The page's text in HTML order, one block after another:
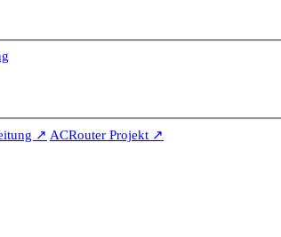
↗ ACRouter Projekt ↗